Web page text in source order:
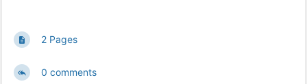
2 Pages
0 comments